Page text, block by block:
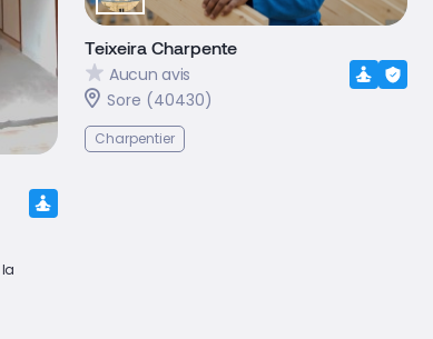
Teixeira Charpente
Aucun avis
Sore (40430)
Charpentier